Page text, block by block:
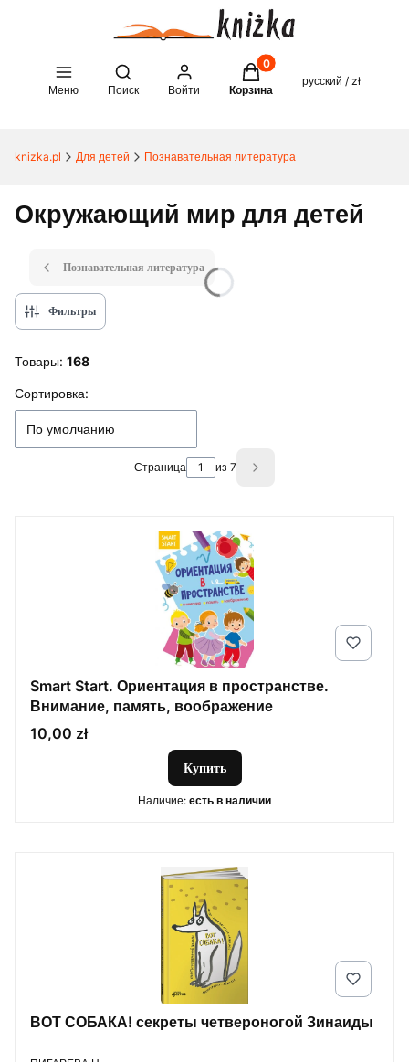
Меню
Open search engine
Поиск Войти
Товары в корзине: 0.
Корзина
русский / zł
knizka.pl Для детей Познавательная литература
Окружающий мир для детей
Познавательная литература
Фильтры
Товары: 168
Список товаров
Сортировка:
По умолчанию
Страница из 7 Next products
Smart Start. Ориентация в пространстве.
Внимание, память, воображение
Цена
10,00 zł
Купить
Наличие: есть в наличии
ВОТ СОБАКА! секреты четвероногой Зинаиды
ПРОИЗВОДИТЕЛЬ